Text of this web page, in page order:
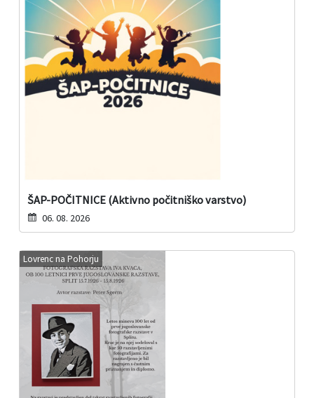
ŠAP-POČITNICE (Aktivno počitniško varstvo)
06. 08. 2026
Lovrenc na Pohorju